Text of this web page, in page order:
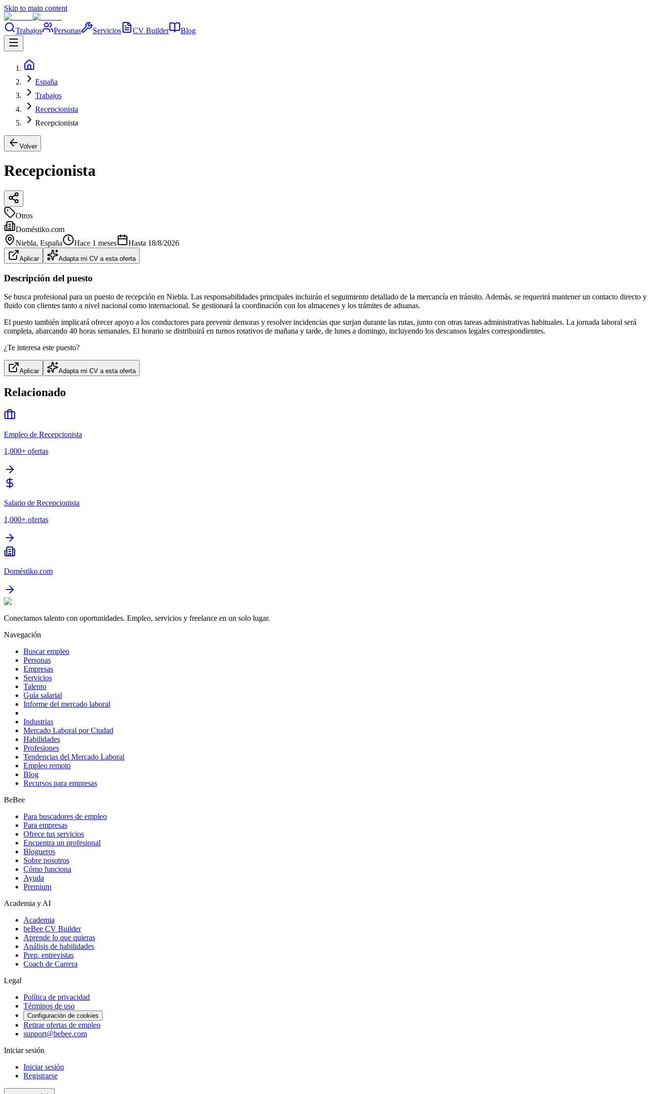
Skip to main content
Trabajos Personas Servicios CV Builder Blog
España
Trabajos
Recepcionista
Recepcionista
Volver
Recepcionista
Otros
Doméstiko.com
Niebla, España Hace 1 meses Hasta 18/8/2026
Aplicar Adapta mi CV a esta oferta
Descripción del puesto
Se busca profesional para un puesto de recepción en Niebla. Las responsabilidades principales incluirán el seguimiento detallado de la mercancía en tránsito. Además, se requerirá mantener un contacto directo y
fluido con clientes tanto a nivel nacional como internacional. Se gestionará la coordinación con los almacenes y los trámites de aduanas.
El puesto también implicará ofrecer apoyo a los conductores para prevenir demoras y resolver incidencias que surjan durante las rutas, junto con otras tareas administrativas habituales. La jornada laboral será
completa, abarcando 40 horas semanales. El horario se distribuirá en turnos rotativos de mañana y tarde, de lunes a domingo, incluyendo los descansos legales correspondientes.
¿Te interesa este puesto?
Aplicar Adapta mi CV a esta oferta
Relacionado
Empleo de Recepcionista
1,000+ ofertas
Salario de Recepcionista
1,000+ ofertas
Doméstiko.com
Conectamos talento con oportunidades. Empleo, servicios y freelance en un solo lugar.
Navegación
Buscar empleo
Personas
Empresas
Servicios
Talento
Guía salarial
Informe del mercado laboral
Industrias
Mercado Laboral por Ciudad
Habilidades
Profesiones
Tendencias del Mercado Laboral
Empleo remoto
Blog
Recursos para empresas
BeBee
Para buscadores de empleo
Para empresas
Ofrece tus servicios
Encuentra un profesional
Blogueros
Sobre nosotros
Cómo funciona
Ayuda
Premium
Academia y AI
Academia
beBee CV Builder
Aprende lo que quieras
Análisis de habilidades
Prep. entrevistas
Coach de Carrera
Legal
Política de privacidad
Términos de uso
Configuración de cookies
Retirar ofertas de empleo
support@bebee.com
Iniciar sesión
Iniciar sesión
Registrarse